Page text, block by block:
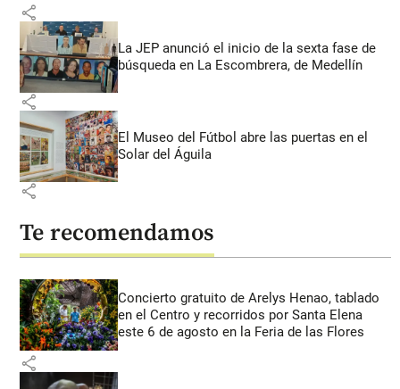
share
La JEP anunció el inicio de la sexta fase de
búsqueda en La Escombrera, de Medellín
share
El Museo del Fútbol abre las puertas en el
Solar del Águila
share
Te recomendamos
Concierto gratuito de Arelys Henao, tablado
en el Centro y recorridos por Santa Elena
este 6 de agosto en la Feria de las Flores
share